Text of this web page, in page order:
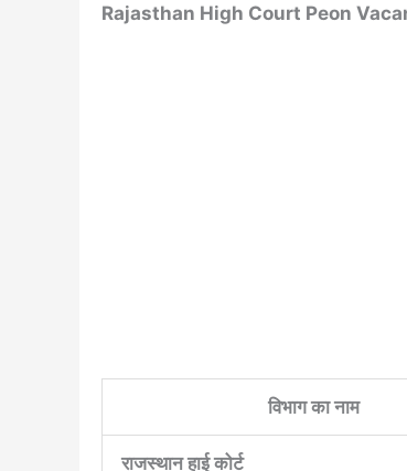
Rajasthan High Court Peon
विभाग का नाम
राजस्थान हाई कोर्ट